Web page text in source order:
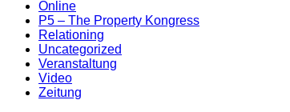
Online
P5 – The Property Kongress
Relationing
Uncategorized
Veranstaltung
Video
Zeitung